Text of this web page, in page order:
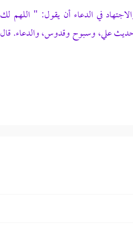
في الدعاء أن يقول: " اللهم لك
علي، وسبوح وقدوس، والدعاء. قال